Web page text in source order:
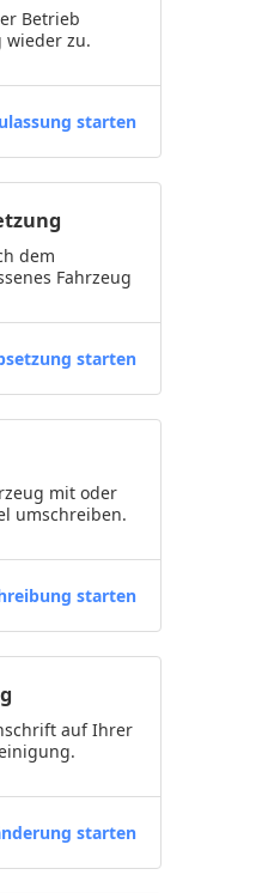
Betrieb
wieder zu.
starten
dem
Fahrzeug
starten
mit oder
umschreiben.
starten
auf Ihrer
starten